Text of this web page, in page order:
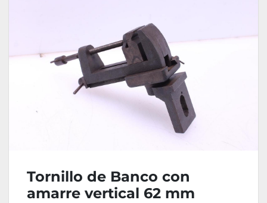
Tornillo de Banco con
amarre vertical 62 mm